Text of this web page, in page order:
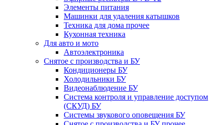
Элементы питания
Машинки для удаления катышков
Техника для дома прочее
Кухонная техника
Для авто и мото
Автоэлектроника
Снятое с производства и БУ
Кондиционеры БУ
Холодильники БУ
Видеонаблюдение БУ
Система контроля и управление доступом
(СКУД) БУ
Системы звукового оповещения БУ